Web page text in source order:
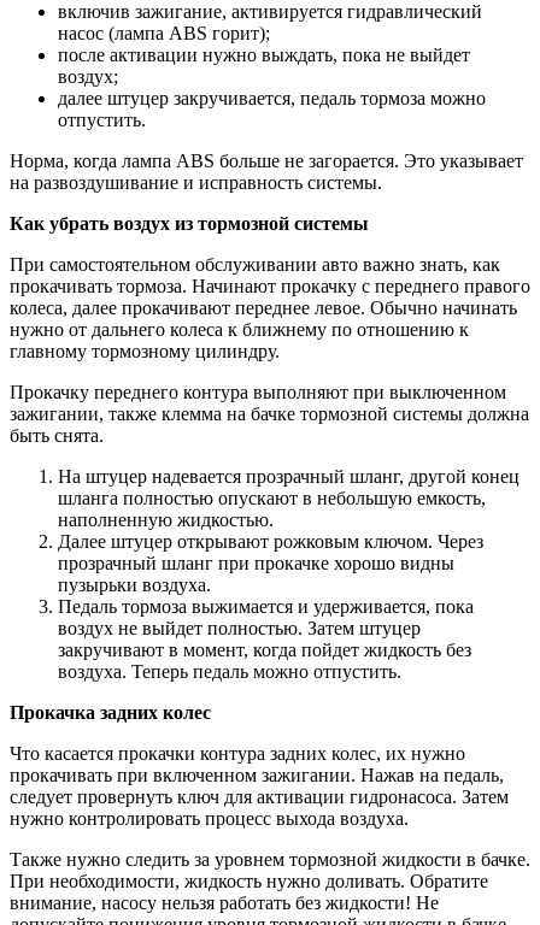
включив зажигание, активируется гидравлический
насос (лампа ABS горит);
после активации нужно выждать, пока не выйдет
воздух;
далее штуцер закручивается, педаль тормоза можно
отпустить.
Норма, когда лампа ABS больше не загорается. Это указывает
на развоздушивание и исправность системы.
Как убрать воздух из тормозной системы
При самостоятельном обслуживании авто важно знать, как
прокачивать тормоза. Начинают прокачку с переднего правого
колеса, далее прокачивают переднее левое. Обычно начинать
нужно от дальнего колеса к ближнему по отношению к
главному тормозному цилиндру.
Прокачку переднего контура выполняют при выключенном
зажигании, также клемма на бачке тормозной системы должна
быть снята.
На штуцер надевается прозрачный шланг, другой конец
шланга полностью опускают в небольшую емкость,
наполненную жидкостью.
Далее штуцер открывают рожковым ключом. Через
прозрачный шланг при прокачке хорошо видны
пузырьки воздуха.
Педаль тормоза выжимается и удерживается, пока
воздух не выйдет полностью. Затем штуцер
закручивают в момент, когда пойдет жидкость без
воздуха. Теперь педаль можно отпустить.
Прокачка задних колес
Что касается прокачки контура задних колес, их нужно
прокачивать при включенном зажигании. Нажав на педаль,
следует провернуть ключ для активации гидронасоса. Затем
нужно контролировать процесс выхода воздуха.
Также нужно следить за уровнем тормозной жидкости в бачке.
При необходимости, жидкость нужно доливать. Обратите
внимание, насосу нельзя работать без жидкости! Не